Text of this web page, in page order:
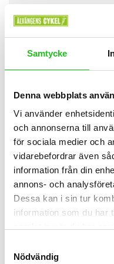
Samtycke
Denna webbplats
Vi använder
och annonserna till
för sociala medier och
vidarebefordrar även
information från din
annons- och
Dessa kan i sin tur
information som du har
Nödvändig